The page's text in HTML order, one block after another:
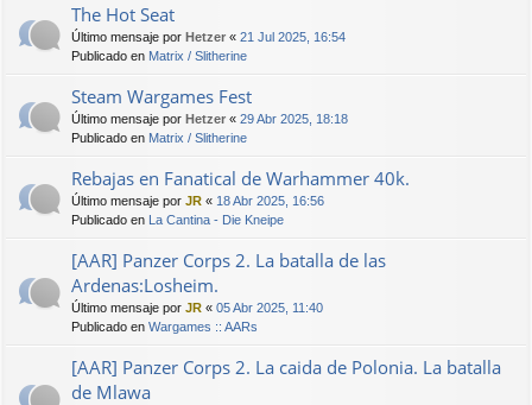
The Hot Seat
Último mensaje por Hetzer « 21 Jul 2025, 16:54
Publicado en Matrix / Slitherine
Steam Wargames Fest
Último mensaje por Hetzer « 29 Abr 2025, 18:18
Publicado en Matrix / Slitherine
Rebajas en Fanatical de Warhammer 40k.
Último mensaje por JR « 18 Abr 2025, 16:56
Publicado en La Cantina - Die Kneipe
[AAR] Panzer Corps 2. La batalla de las
Ardenas:Losheim.
Último mensaje por JR « 05 Abr 2025, 11:40
Publicado en Wargames :: AARs
[AAR] Panzer Corps 2. La caida de Polonia. La batalla
de Mlawa